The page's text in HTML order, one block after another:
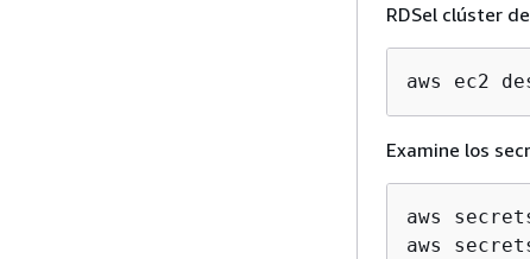
RDSel clúster
aws ec2
Examine los
aws
aws